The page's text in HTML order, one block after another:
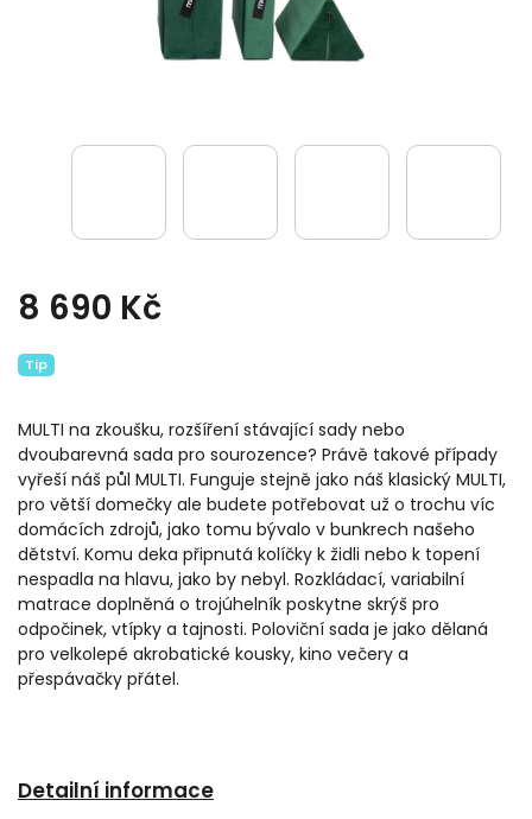
8 690 Kč
MULTI na zkoušku, rozšíření stávající sady nebo
dvoubarevná sada pro sourozence? Právě takové případy
vyřeší náš půl MULTI. Funguje stejně jako náš klasický MULTI,
pro větší domečky ale budete potřebovat už o trochu víc
domácích zdrojů, jako tomu bývalo v bunkrech našeho
dětství. Komu deka připnutá kolíčky k židli nebo k topení
nespadla na hlavu, jako by nebyl. Rozkládací, variabilní
matrace doplněná o trojúhelník poskytne skrýš pro
odpočinek, vtípky a tajnosti. Poloviční sada je jako dělaná
pro velkolepé akrobatické kousky, kino večery a
přespávačky přátel.
Detailní informace
Tip